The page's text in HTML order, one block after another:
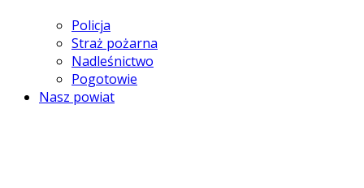
Policja
Straż pożarna
Nadleśnictwo
Pogotowie
Nasz powiat